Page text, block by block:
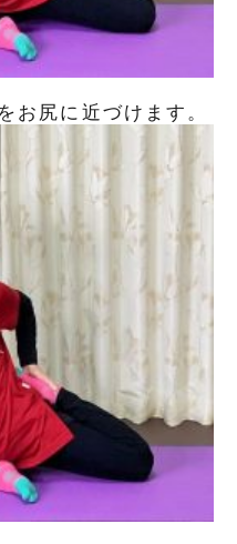
お尻に近づけます。